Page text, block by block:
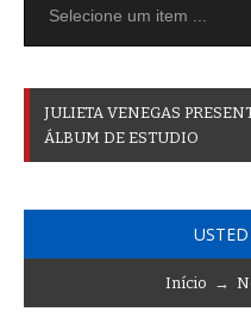
JULIETA VENEGAS PRESEN
ÁLBUM DE ESTUDIO
Início →